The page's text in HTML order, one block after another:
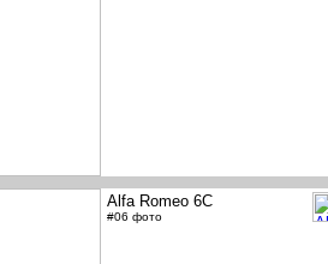
Alfa Romeo 6C
#06 фото